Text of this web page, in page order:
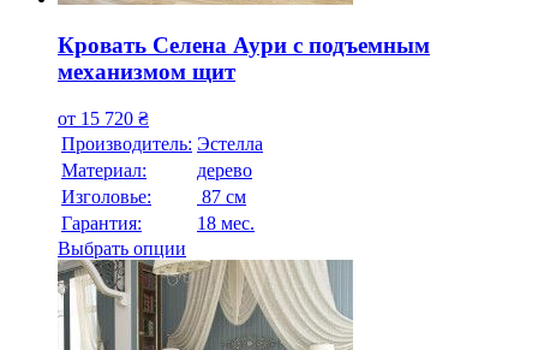
Кровать Селена Аури с подъемным
механизмом щит
от 15 720 ₴
Производитель: Эстелла
Материал:
дерево
Изголовье:
87 см
Гарантия:
18 мес.
Выбрать опции